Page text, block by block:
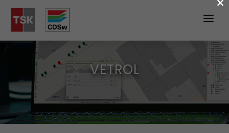
ÚVOD
PRODUKTY
SLUŽBY
Vývoj a úprava nových aplikací
VETROL